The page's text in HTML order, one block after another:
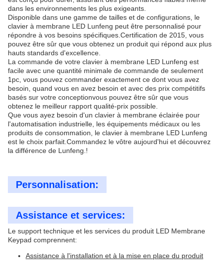
dans les environnements les plus exigeants.
Disponible dans une gamme de tailles et de configurations, le
clavier à membrane LED Lunfeng peut être personnalisé pour
répondre à vos besoins spécifiques.Certification de 2015, vous
pouvez être sûr que vous obtenez un produit qui répond aux plus
hauts standards d'excellence.
La commande de votre clavier à membrane LED Lunfeng est
facile avec une quantité minimale de commande de seulement
1pc, vous pouvez commander exactement ce dont vous avez
besoin, quand vous en avez besoin et avec des prix compétitifs
basés sur votre conceptionvous pouvez être sûr que vous
obtenez le meilleur rapport qualité-prix possible.
Que vous ayez besoin d'un clavier à membrane éclairée pour
l'automatisation industrielle, les équipements médicaux ou les
produits de consommation, le clavier à membrane LED Lunfeng
est le choix parfait.Commandez le vôtre aujourd'hui et découvrez
la différence de Lunfeng.!
Personnalisation:
Assistance et services:
Le support technique et les services du produit LED Membrane
Keypad comprennent:
Assistance à l'installation et à la mise en place du produit